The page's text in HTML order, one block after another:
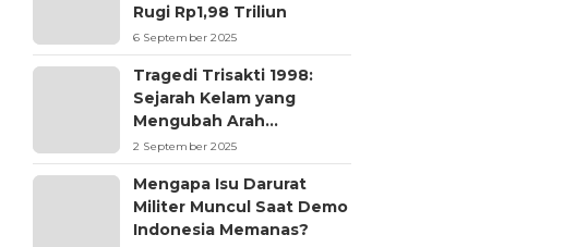
Rugi Rp1,98 Triliun
6 September 2025
Tragedi Trisakti 1998:
Sejarah Kelam yang
Mengubah Arah
Reformasi Indonesia
2 September 2025
Mengapa Isu Darurat
Militer Muncul Saat Demo
Indonesia Memanas?